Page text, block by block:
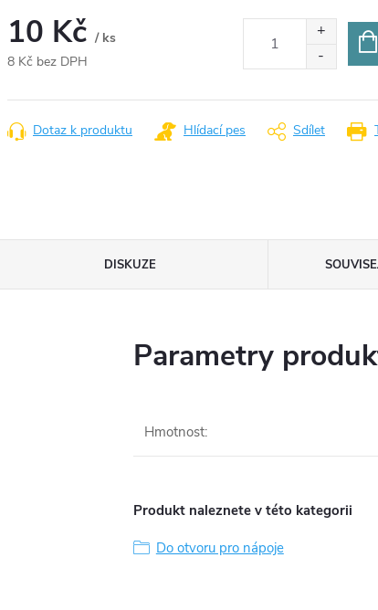
10 Kč / ks
8 Kč bez DPH
cena:
Dotaz k produktu Hlídací pes Sdílet
DISKUZE
Parametry
Hmotnost:
Produkt naleznete v této kategorii
Do otvoru pro nápoje